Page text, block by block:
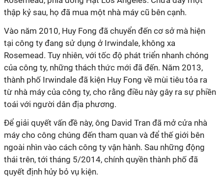
thập kỷ sau, họ đã mua một nhà máy cũ bên cạnh.
Vào năm 2010, Huy Fong đã chuyển đến cơ sở mà hiện
tại công ty đang sử dụng ở Irwindale, không xa
Rosemead. Tuy nhiên, với tốc độ phát triển nhanh chóng
của công ty, những thách thức mới đã đến. Năm 2013,
thành phố Irwindale đã kiện Huy Fong về mùi tiêu tỏa ra
từ nhà máy của công ty, cho rằng điều này gây ra sự phiền
toái với người dân địa phương.
Để giải quyết vấn đề này, ông David Tran đã mở cửa nhà
máy cho công chúng đến tham quan và để thế giới bên
ngoài nhìn vào cách công ty vận hành. Sau những động
thái trên, tới tháng 5/2014, chính quyền thành phố đã
quyết định hủy bỏ vụ kiện.